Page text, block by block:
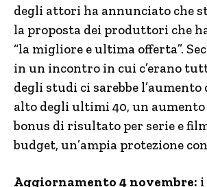
degli attori ha annunciato che
la proposta dei produttori che
“la migliore e ultima offerta”.
in un incontro in cui c’erano
degli studi ci sarebbe
alto degli ultimi 40, un aumento
bonus di risultato per serie e
budget, un’ampia protezione
Aggiornamento 4 novembre: i